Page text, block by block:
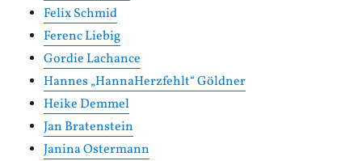
Felix Schmid
Ferenc Liebig
Gordie Lachance
Hannes „HannaHerzfehlt“ Göldner
Heike Demmel
Jan Bratenstein
Janina Ostermann